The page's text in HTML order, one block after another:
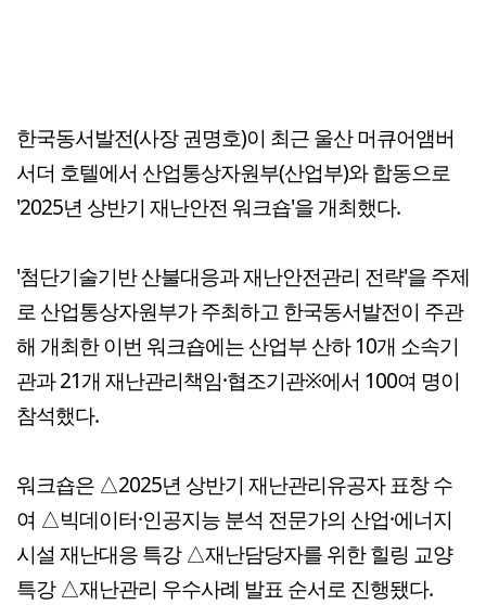
한국동서발전(사장 권명호)이 최근 울산 머큐어앰버
서더 호텔에서 산업통상자원부(산업부)와 합동으로
'2025년 상반기 재난안전 워크숍'을 개최했다.
'첨단기술기반 산불대응과 재난안전관리 전략'을 주제
로 산업통상자원부가 주최하고 한국동서발전이 주관
해 개최한 이번 워크숍에는 산업부 산하 10개 소속기
관과 21개 재난관리책임·협조기관※에서 100여 명이
참석했다.
워크숍은 △2025년 상반기 재난관리유공자 표창 수
여 △빅데이터·인공지능 분석 전문가의 산업·에너지
시설 재난대응 특강 △재난담당자를 위한 힐링 교양
특강 △재난관리 우수사례 발표 순서로 진행됐다.